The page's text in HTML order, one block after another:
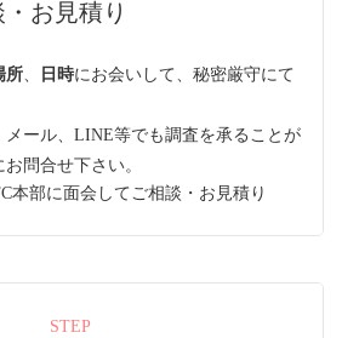
お見積り
所 日時にお会いして、秘密厳守にて
ール、LINE等でも調査を承ることが
問合せ下さい。
STEP